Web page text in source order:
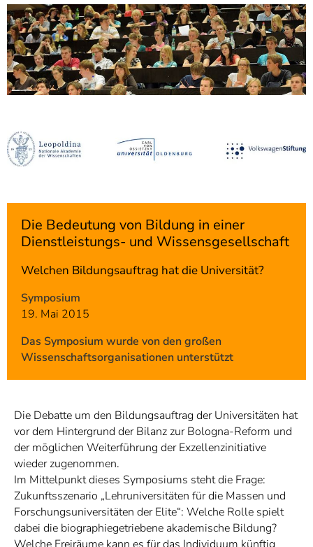
7]
Informationen zur
Barrierefreiheit
Die Bedeutung von Bildung in einer
Dienstleistungs- und Wissensgesellschaft
Welchen Bildungsauftrag hat die Universität?
Symposium
19. Mai 2015
Das Symposium wurde von den großen
Wissenschaftsorganisationen unterstützt
Die Debatte um den Bildungsauftrag der Universitäten hat
vor dem Hintergrund der Bilanz zur Bologna-Reform und
der möglichen Weiterführung der Exzellenzinitiative
wieder zugenommen.
Im Mittelpunkt dieses Symposiums steht die Frage:
Zukunftsszenario „Lehruniversitäten für die Massen und
Forschungsuniversitäten der Elite“: Welche Rolle spielt
dabei die biographiegetriebene akademische Bildung?
Welche Freiräume kann es für das Individuum künftig